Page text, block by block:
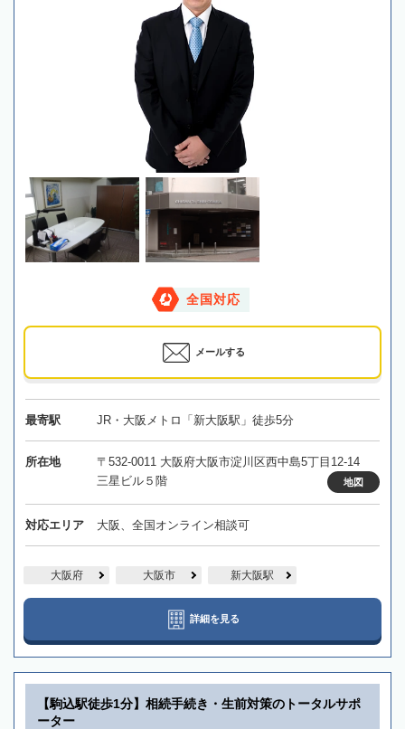
全国対応
メールする
最寄駅 JR・大阪メトロ「新大阪駅」徒歩5分
所在地
〒532-0011 大阪府大阪市淀川区西中島5丁目12-14
三星ビル５階
地図
対応エリア 大阪、全国オンライン相談可
大阪府 大阪市 新大阪駅
詳細を見る
【駒込駅徒歩1分】相続手続き・生前対策のトータルサポ
ーター